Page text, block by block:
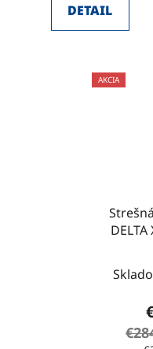
DETAIL
AKCIA
DELTA